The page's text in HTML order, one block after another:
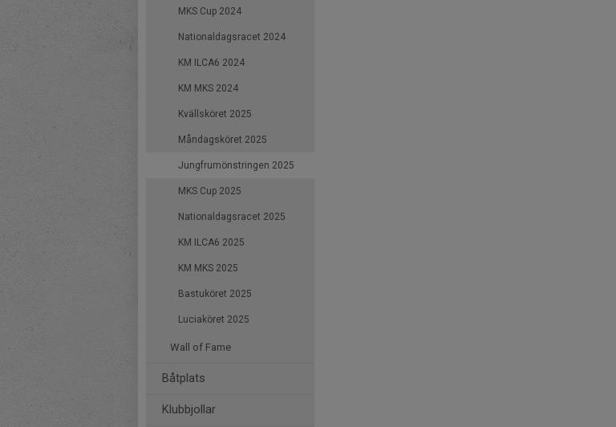
MKS Cup 2024
Nationaldagsracet 2024
KM ILCA6 2024
KM MKS 2024
Kvällsköret 2025
Måndagsköret 2025
Jungfrumönstringen 2025
MKS Cup 2025
Nationaldagsracet 2025
KM ILCA6 2025
KM MKS 2025
Bastuköret 2025
Luciaköret 2025
Wall of Fame
Båtplats
Klubbjollar